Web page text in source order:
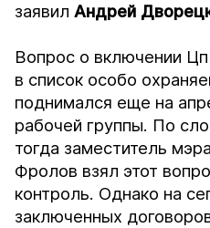
заявилАндрей
Вопрос о включении
в список особо
поднимался еще на
рабочей группы. По
тогда заместитель
Фролов взял этот
контроль. Однако на
заключенных